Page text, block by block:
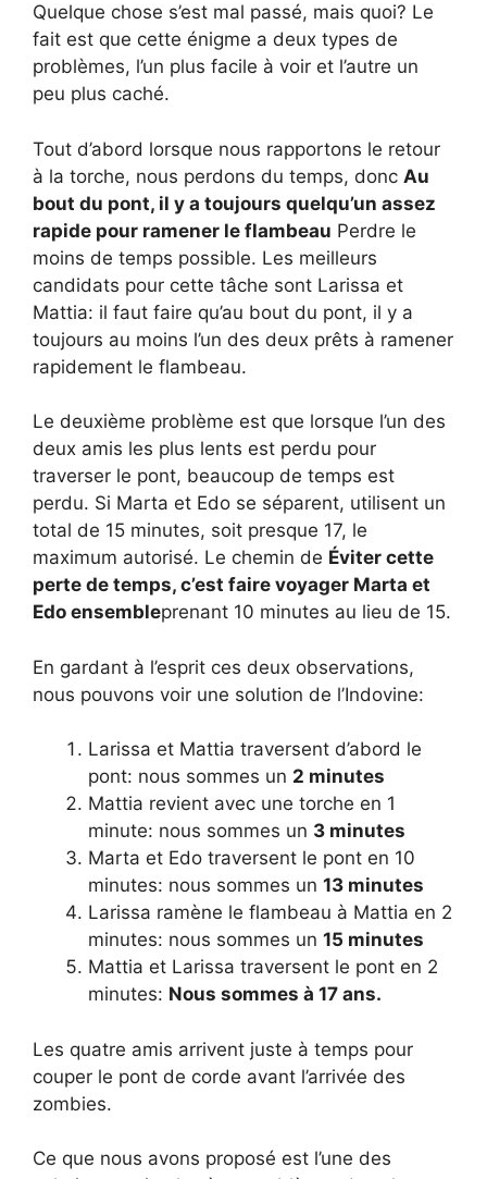
Quelque chose s’est mal passé, mais quoi? Le
fait est que cette énigme a deux types de
problèmes, l’un plus facile à voir et l’autre un
peu plus caché.
Tout d’abord lorsque nous rapportons le retour
à la torche, nous perdons du temps, donc Au
bout du pont, il y a toujours quelqu’un assez
rapide pour ramener le flambeau Perdre le
moins de temps possible. Les meilleurs
candidats pour cette tâche sont Larissa et
Mattia: il faut faire qu’au bout du pont, il y a
toujours au moins l’un des deux prêts à ramener
rapidement le flambeau.
Le deuxième problème est que lorsque l’un des
deux amis les plus lents est perdu pour
traverser le pont, beaucoup de temps est
perdu. Si Marta et Edo se séparent, utilisent un
total de 15 minutes, soit presque 17, le
maximum autorisé. Le chemin de Éviter cette
perte de temps, c’est faire voyager Marta et
Edo ensembleprenant 10 minutes au lieu de 15.
En gardant à l’esprit ces deux observations,
nous pouvons voir une solution de l’Indovine:
Larissa et Mattia traversent d’abord le
pont: nous sommes un 2 minutes
Mattia revient avec une torche en 1
minute: nous sommes un 3 minutes
Marta et Edo traversent le pont en 10
minutes: nous sommes un 13 minutes
Larissa ramène le flambeau à Mattia en 2
minutes: nous sommes un 15 minutes
Mattia et Larissa traversent le pont en 2
minutes: Nous sommes à 17 ans.
Les quatre amis arrivent juste à temps pour
couper le pont de corde avant l’arrivée des
zombies.
Ce que nous avons proposé est l’une des